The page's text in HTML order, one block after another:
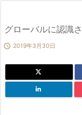
グローバルに認識
 2019年3月30日